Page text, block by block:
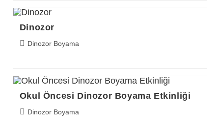
Dinozor
PostDinozor Boyama
Okul Öncesi Dinozor Boyama Etkinliği
PostDinozor Boyama